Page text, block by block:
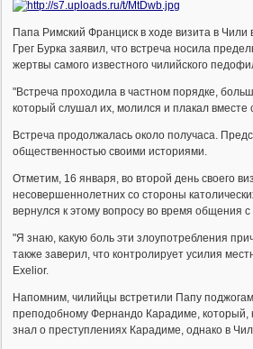
Папа Римский Франциск в ходе визита в Чили
Грег Бурка заявил, что встреча носила
жертвы самого известного чилийского
"Встреча проходила в частном порядке,
который слушал их, молился и плакал вместе
Встреча продолжалась около получаса.
общественностью своими историями.
Отметим, 16 января, во второй день своего
несовершеннолетних со стороны
вернулся к этому вопросу во время общения
"Я знаю, какую боль эти злоупотребления
также заверил, что контролирует усилия
Exelior.
Напомним, чилийцы встретили Папу
преподобному Фернандо Карадиме, который,
знал о преступлениях Карадиме, однако в